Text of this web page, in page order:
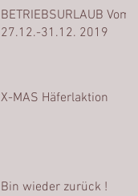
BETRIEBSURLAUB Vom
27.12.-31.12. 2019
X-MAS Häferlaktion
Bin wieder zurück !